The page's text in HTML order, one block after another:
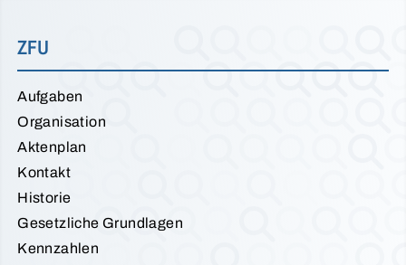
ZFU
Aufgaben
Organisation
Aktenplan
Kontakt
Historie
Gesetzliche Grundlagen
Kennzahlen